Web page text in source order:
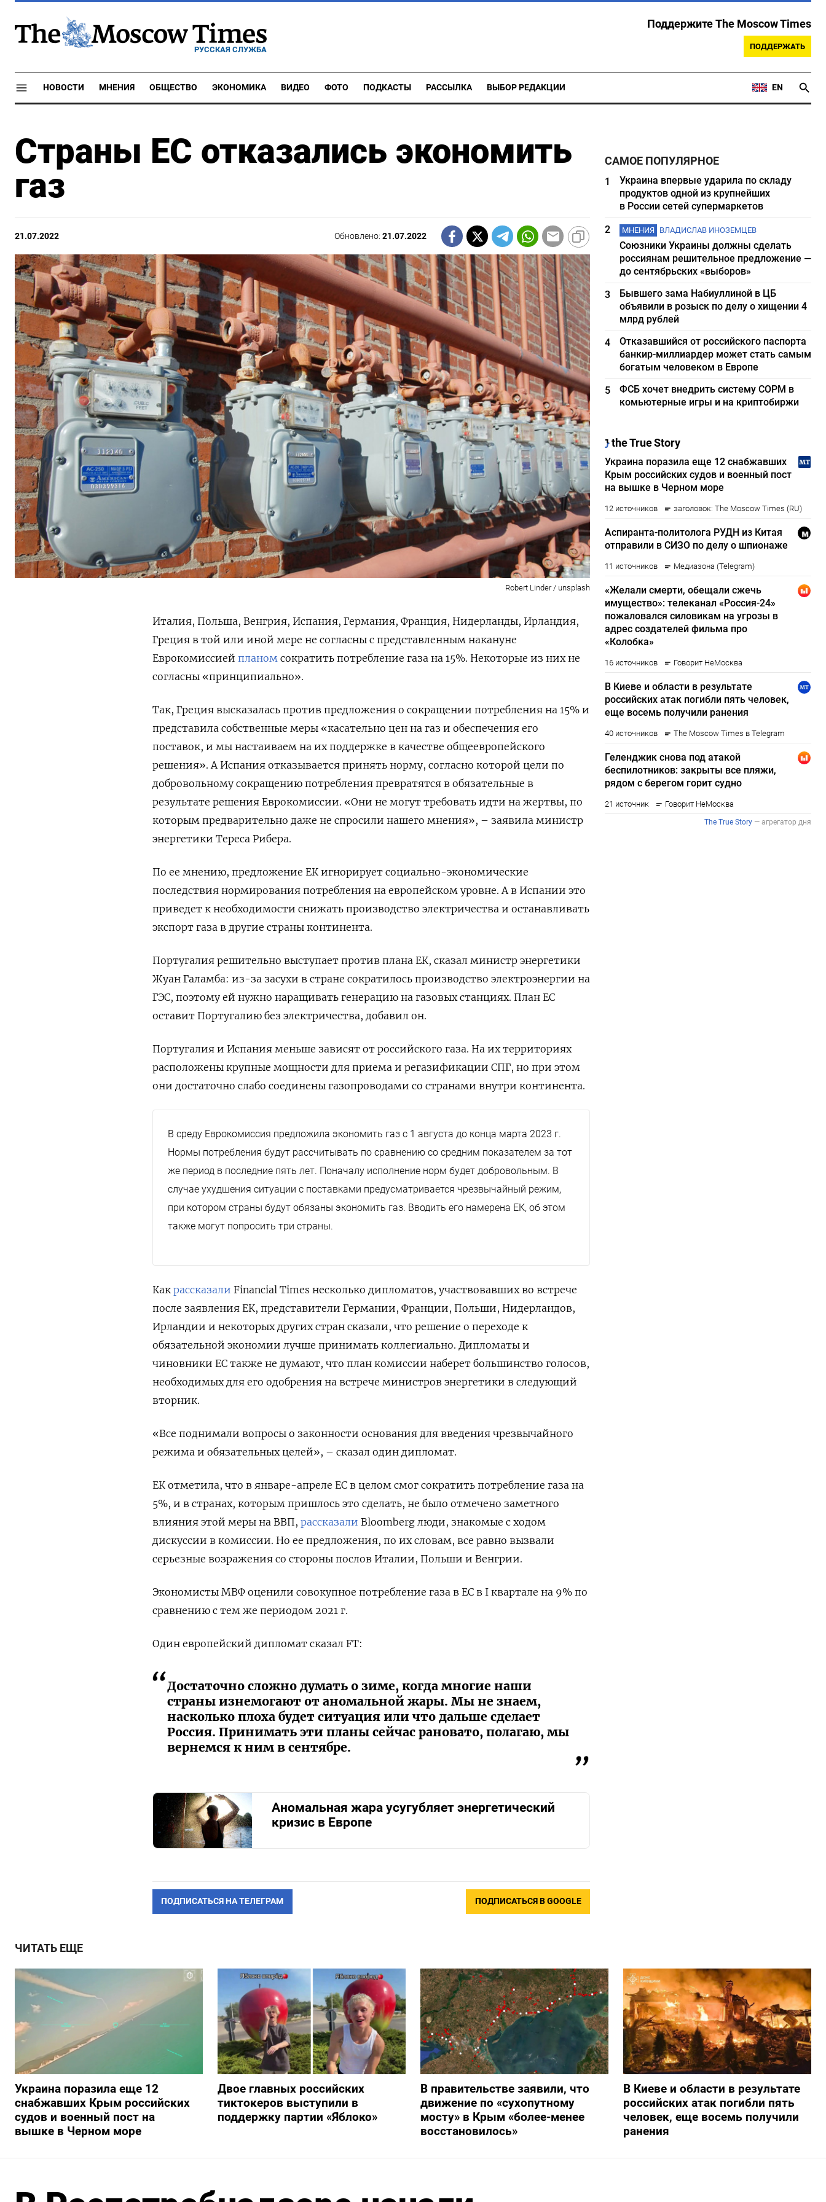
РУССКАЯ СЛУЖБА
Поддержите The Moscow Times
ПОДДЕРЖАТЬ
НОВОСТИ МНЕНИЯ ОБЩЕСТВО ЭКОНОМИКА ВИДЕО ФОТО ПОДКАСТЫ РАССЫЛКА ВЫБОР РЕДАКЦИИ EN
Страны ЕС отказались экономить
газ
21.07.2022 Обновлено:21.07.2022
Robert Linder / unsplash
Италия, Польша, Венгрия, Испания, Германия, Франция, Нидерланды, Ирландия,
Греция в той или иной мере не согласны с представленным накануне
Еврокомиссией планом сократить потребление газа на 15%. Некоторые из них не
согласны «принципиально».
Так, Греция высказалась против предложения о сокращении потребления на 15% и
представила собственные меры «касательно цен на газ и обеспечения его
поставок, и мы настаиваем на их поддержке в качестве общеевропейского
решения». А Испания отказывается принять норму, согласно которой цели по
добровольному сокращению потребления превратятся в обязательные в
результате решения Еврокомиссии. «Они не могут требовать идти на жертвы, по
которым предварительно даже не спросили нашего мнения», – заявила министр
энергетики Тереса Рибера.
По ее мнению, предложение ЕК игнорирует социально-экономические
последствия нормирования потребления на европейском уровне. А в Испании это
приведет к необходимости снижать производство электричества и останавливать
экспорт газа в другие страны континента.
Португалия решительно выступает против плана ЕК, сказал министр энергетики
Жуан Галамба: из-за засухи в стране сократилось производство электроэнергии на
ГЭС, поэтому ей нужно наращивать генерацию на газовых станциях. План ЕС
оставит Португалию без электричества, добавил он.
Португалия и Испания меньше зависят от российского газа. На их территориях
расположены крупные мощности для приема и регазификации СПГ, но при этом
они достаточно слабо соединены газопроводами со странами внутри континента.
В среду Еврокомиссия предложила экономить газ с 1 августа до конца марта 2023 г.
Нормы потребления будут рассчитывать по сравнению со средним показателем за тот
же период в последние пять лет. Поначалу исполнение норм будет добровольным. В
случае ухудшения ситуации с поставками предусматривается чрезвычайный режим,
при котором страны будут обязаны экономить газ. Вводить его намерена ЕК, об этом
также могут попросить три страны.
Как рассказали Financial Times несколько дипломатов, участвовавших во встрече
после заявления ЕК, представители Германии, Франции, Польши, Нидерландов,
Ирландии и некоторых других стран сказали, что решение о переходе к
обязательной экономии лучше принимать коллегиально. Дипломаты и
чиновники ЕС также не думают, что план комиссии наберет большинство голосов,
необходимых для его одобрения на встрече министров энергетики в следующий
вторник.
«Все поднимали вопросы о законности основания для введения чрезвычайного
режима и обязательных целей», – сказал один дипломат.
ЕК отметила, что в январе-апреле ЕС в целом смог сократить потребление газа на
5%, и в странах, которым пришлось это сделать, не было отмечено заметного
влияния этой меры на ВВП, рассказали Bloomberg люди, знакомые с ходом
дискуссии в комиссии. Но ее предложения, по их словам, все равно вызвали
серьезные возражения со стороны послов Италии, Польши и Венгрии.
Экономисты МВФ оценили совокупное потребление газа в ЕС в I квартале на 9% по
сравнению с тем же периодом 2021 г.
Один европейский дипломат сказал FT:
Достаточно сложно думать о зиме, когда многие наши
страны изнемогают от аномальной жары. Мы не знаем,
насколько плоха будет ситуация или что дальше сделает
Россия. Принимать эти планы сейчас рановато, полагаю, мы
вернемся к ним в сентябре.
Аномальная жара усугубляет энергетический
кризис в Европе
ПОДПИСАТЬСЯ НА ТЕЛЕГРАМ ПОДПИСАТЬСЯ В GOOGLE
САМОЕ ПОПУЛЯРНОЕ
1
Украина впервые ударила по складу
продуктов одной из крупнейших
в России сетей супермаркетов
2
МНЕНИЯ ВЛАДИСЛАВ ИНОЗЕМЦЕВ
Союзники Украины должны сделать
россиянам решительное предложение —
до сентябрьских «выборов»
3
Бывшего зама Набиуллиной в ЦБ
объявили в розыск по делу о хищении 4
млрд рублей
4
Отказавшийся от российского паспорта
банкир-миллиардер может стать самым
богатым человеком в Европе
5
ФСБ хочет внедрить систему СОРМ в
комьютерные игры и на криптобиржи
ЧИТАТЬ ЕЩЕ
Украина поразила еще 12
снабжавших Крым российских
судов и военный пост на
вышке в Черном море
Двое главных российских
тиктокеров выступили в
поддержку партии «Яблоко»
В правительстве заявили, что
движение по «сухопутному
мосту» в Крым «более-менее
восстановилось»
В Киеве и области в результате
российских атак погибли пять
человек, еще восемь получили
ранения